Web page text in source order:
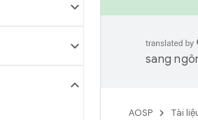
sang
AOSP Tài